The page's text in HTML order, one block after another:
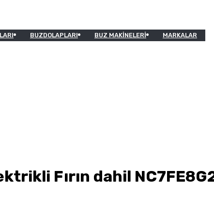
BUZDOLAPLARI BUZ MAKINELERI MARKALAR
Fırın dahil